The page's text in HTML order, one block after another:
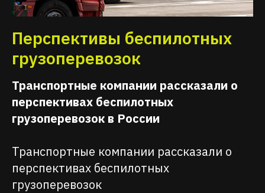
Перспективы беспилотных
грузоперевозок
Транспортные компании рассказали о
перспективах беспилотных
грузоперевозок в России
Транспортные компании рассказали о
перспективах беспилотных
грузоперевозок